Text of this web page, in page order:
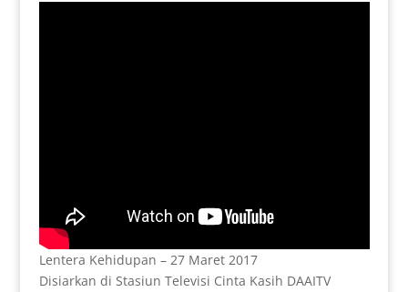
Lentera Kehidupan – 27 Maret 2017
Disiarkan di Stasiun Televisi Cinta Kasih DAAITV